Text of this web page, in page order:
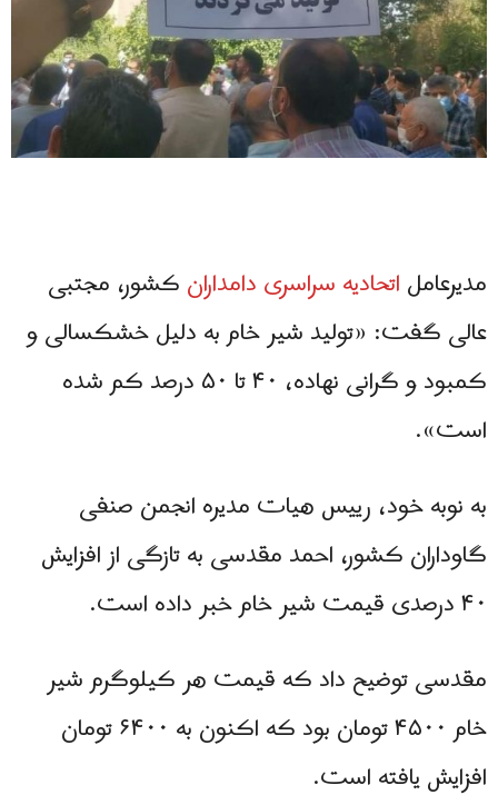
مدیرعاملاتحادیه سراسری دامدارانکشور، مجتبی
عالی گفت: «تولید شیر خام به دلیل خشکسالی و
کمبود و گرانی نهاده، ۴۰ تا ۵۰ درصد کم شده
است».
به نوبه خود، رییس هیات مدیره انجمن صنفی
گاوداران کشور، احمد مقدسی به تازگی از افزایش
۴۰ درصدی قیمت شیر خام خبر داده است.
مقدسی توضیح داد که قیمت هر کیلوگرم شیر
خام ۴۵۰۰ تومان بود که اکنون به ۶۴۰۰ تومان
افزایش یافته است.